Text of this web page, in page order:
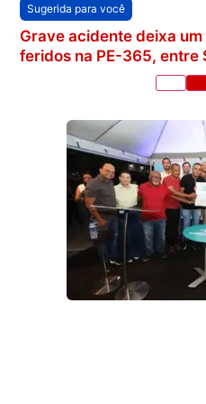
Sugerida para você
Grave acidente deixa
feridos na PE-365, entre